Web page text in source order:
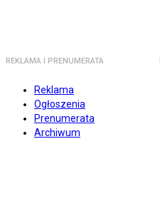
REKLAMA I PRENUMERATA
Reklama
Ogłoszenia
Prenumerata
Archiwum